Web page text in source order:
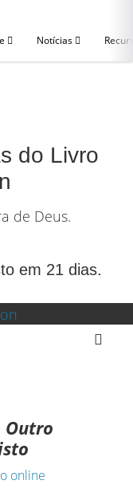
Notícias
do Livro
de Deus.
em 21 dias.
Outro
online